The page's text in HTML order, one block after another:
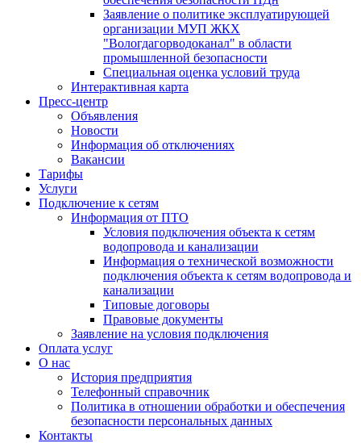
Заявление о политике эксплуатирующей
организации МУП ЖКХ
"Вологдагорводоканал" в области
промышленной безопасности
Специальная оценка условий труда
Интерактивная карта
Пресс-центр
Объявления
Новости
Информация об отключениях
Вакансии
Тарифы
Услуги
Подключение к сетям
Информация от ПТО
Условия подключения объекта к сетям
водопровода и канализации
Информация о технической возможности
подключения объекта к сетям водопровода и
канализации
Типовые договоры
Правовые документы
Заявление на условия подключения
Оплата услуг
О нас
История предприятия
Телефонный справочник
Политика в отношении обработки и обеспечения
безопасности персональных данных
Контакты